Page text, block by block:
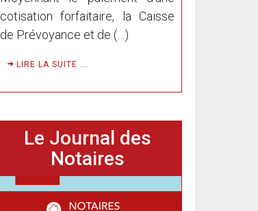
cotisation forfaitaire, la Caisse
de Prévoyance et de (…)
LIRE LA SUITE ...
Le Journal des
Notaires